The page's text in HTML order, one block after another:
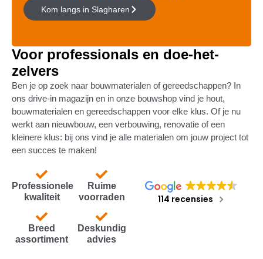
Professionele
kwaliteit
Ruime
voorraden
Breed
assortiment
Deskundig
advies
114 recensies
Voor professionals en doe-het-
zelvers
Ben je op zoek naar bouwmaterialen of gereedschappen? In
ons drive-in magazijn en in onze bouwshop vind je hout,
bouwmaterialen en gereedschappen voor elke klus. Of je nu
werkt aan nieuwbouw, een verbouwing, renovatie of een
kleinere klus: bij ons vind je alle materialen om jouw project tot
een succes te maken!
Kom langs in Slagharen